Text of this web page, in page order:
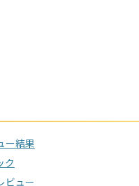
ー結果
ク
ビュー